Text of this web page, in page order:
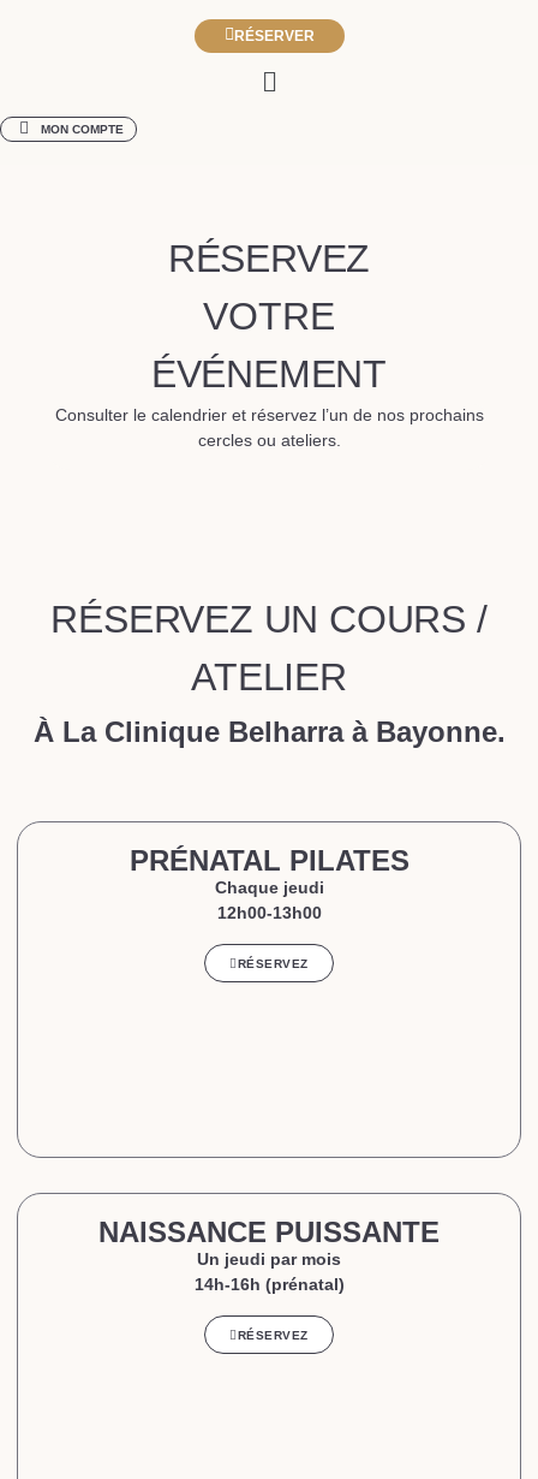
RÉSERVER
MON COMPTE
RÉSERVEZ
VOTRE
ÉVÉNEMENT
Consulter le calendrier et réservez l’un de nos prochains
cercles ou ateliers.
RÉSERVEZ UN COURS /
ATELIER
À La Clinique Belharra à Bayonne.
PRÉNATAL PILATES
Chaque jeudi
12h00-13h00
RÉSERVEZ
NAISSANCE PUISSANTE
Un jeudi par mois
14h-16h (prénatal)
RÉSERVEZ